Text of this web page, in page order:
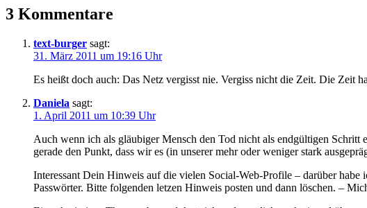
3 Kommentare
text-burger sagt:
31. März 2011 um 19:16 Uhr
Es heißt doch auch: Das Netz ver­gisst nie. Vergiss nicht die Zeit. Die Zeit
Daniela sagt:
1. April 2011 um 10:39 Uhr
Auch wenn ich als gläu­bi­ger Mensch den Tod nicht als end­gül­ti­gen Schritt
gera­de den Punkt, dass wir es (in unse­rer mehr oder weni­ger stark
Interessant Dein Hinweis auf die vie­len Social-Web-Profile – dar­über
Passwörter. Bitte fol­gen­den let­zen Hinweis pos­ten und dann löschen. –